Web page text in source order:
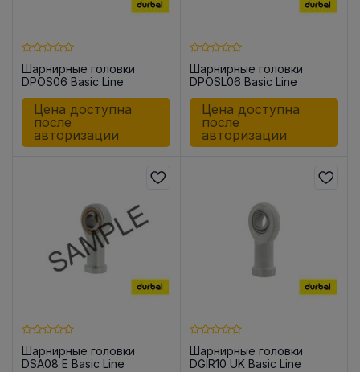
Шарнирные головки
DPOS06 Basic Line
Цена доступна
после
авторизации
Шарнирные головки
DPOSL06 Basic Line
Цена доступна
после
авторизации
Шарнирные головки
DSA08 E Basic Line
Шарнирные головки
DGIR10 UK Basic Line